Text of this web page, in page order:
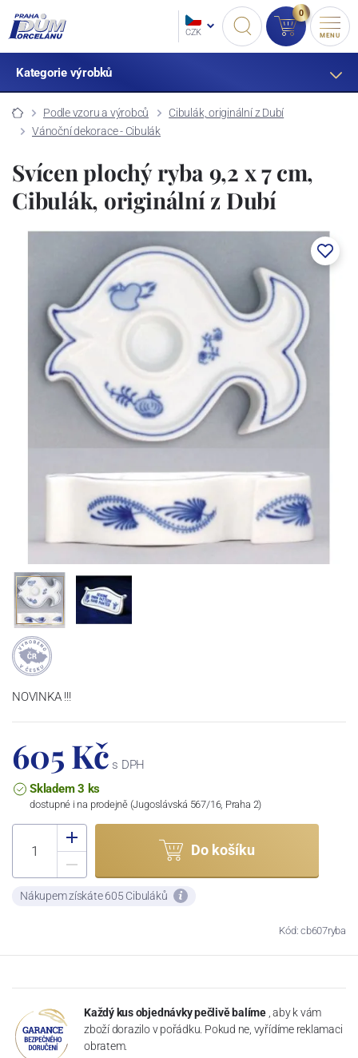
CZK
0
MENU
Kategorie výrobků
Podle vzoru a výrobců
Cibulák, originální z Dubí
Vánoční dekorace - Cibulák
Svícen plochý ryba 9,2 x 7 cm,
Cibulák, originální z Dubí
NOVINKA !!!
605 Kč s DPH
Skladem 3 ks
dostupné i na prodejně (Jugoslávská 567/16, Praha 2)
Do košíku
Nákupem získáte 605 Cibuláků
Kód: cb607ryba
Každý kus objednávky pečlivě balíme , aby k vám
zboží dorazilo v pořádku. Pokud ne, vyřídíme reklamaci
obratem.